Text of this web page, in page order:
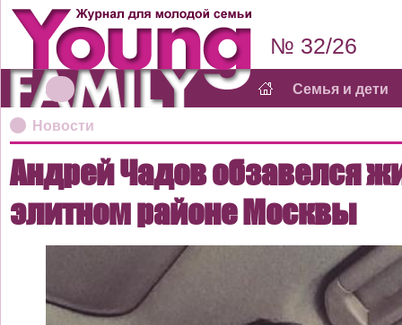
Новости
Андрей Чадов обзавелся
элитном районе Москвы
№ 32/26
Семья и дети